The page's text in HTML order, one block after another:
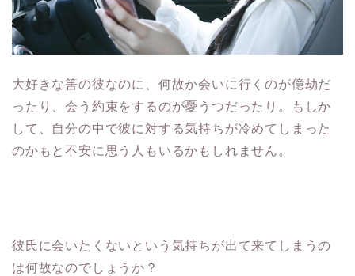
大好きな筈の彼なのに、何故か会いに行くのが億劫だ
ったり、会う約束をするのが憂うつだったり。もしか
して、自分の中で彼に対する気持ちが冷めてしまった
のかもと不安に思う人もいるかもしれません。
彼氏に会いたくないという気持ちが出て来てしまうの
は何故なのでしょうか？